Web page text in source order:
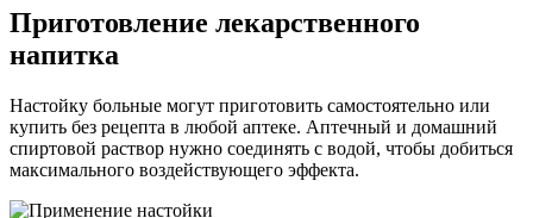
Приготовление лекарственного
напитка
Настойку больные могут приготовить самостоятельно или
купить без рецепта в любой аптеке. Аптечный и домашний
спиртовой раствор нужно соединять с водой, чтобы добиться
максимального воздействующего эффекта.